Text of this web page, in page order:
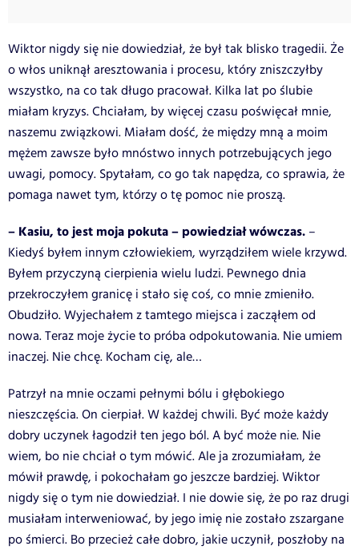
Wiktor nigdy się nie dowiedział, że był tak blisko tragedii. Że
o włos uniknął aresztowania i procesu, który zniszczyłby
wszystko, na co tak długo pracował. Kilka lat po ślubie
miałam kryzys. Chciałam, by więcej czasu poświęcał mnie,
naszemu związkowi. Miałam dość, że między mną a moim
mężem zawsze było mnóstwo innych potrzebujących jego
uwagi, pomocy. Spytałam, co go tak napędza, co sprawia, że
pomaga nawet tym, którzy o tę pomoc nie proszą.
– Kasiu, to jest moja pokuta – powiedział wówczas. –
Kiedyś byłem innym człowiekiem, wyrządziłem wiele krzywd.
Byłem przyczyną cierpienia wielu ludzi. Pewnego dnia
przekroczyłem granicę i stało się coś, co mnie zmieniło.
Obudziło. Wyjechałem z tamtego miejsca i zacząłem od
nowa. Teraz moje życie to próba odpokutowania. Nie umiem
inaczej. Nie chcę. Kocham cię, ale…
Patrzył na mnie oczami pełnymi bólu i głębokiego
nieszczęścia. On cierpiał. W każdej chwili. Być może każdy
dobry uczynek łagodził ten jego ból. A być może nie. Nie
wiem, bo nie chciał o tym mówić. Ale ja zrozumiałam, że
mówił prawdę, i pokochałam go jeszcze bardziej. Wiktor
nigdy się o tym nie dowiedział. I nie dowie się, że po raz drugi
musiałam interweniować, by jego imię nie zostało zszargane
po śmierci. Bo przecież całe dobro, jakie uczynił, poszłoby na